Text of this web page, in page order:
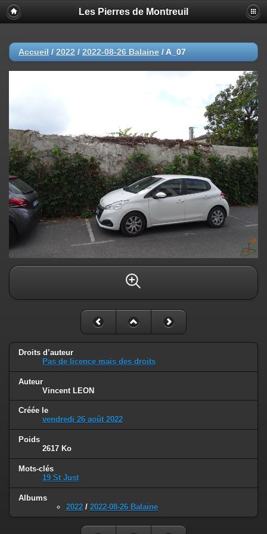
Les Pierres de Montreuil
Accueil / 2022 / 2022-08-26 Balaine / A_07
Droits d’auteur
Pas de licence mais des droits
Auteur
Vincent LEON
Créée le
vendredi 26 août 2022
Poids
2617 Ko
Mots-clés
19 St Just
Albums
2022 / 2022-08-26 Balaine